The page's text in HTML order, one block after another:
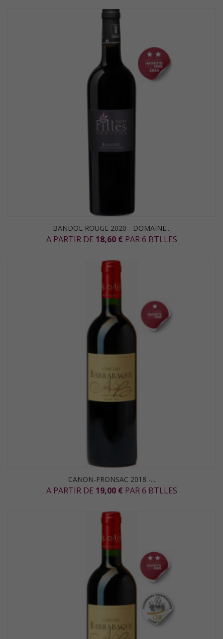
BANDOL ROUGE 2020 - DOMAINE...
A PARTIR DE 18,60 € PAR 6 BTLLES
CANON-FRONSAC 2018 -...
A PARTIR DE 19,00 € PAR 6 BTLLES